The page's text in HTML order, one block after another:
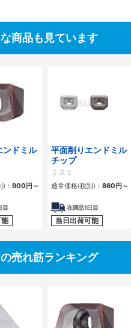
商品も見ています
ンドミル
： 900円 ～
目
平面削りエンドミル
チップ
ミスミ
通常価格(税別)： 860円 ～
在庫品1日目
当日出荷可能
売れ筋ランキング